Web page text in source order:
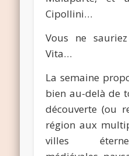
Cipollini…
Vous ne
Vita…
La semaine
bien au-delà de
découverte (ou
région aux
villes